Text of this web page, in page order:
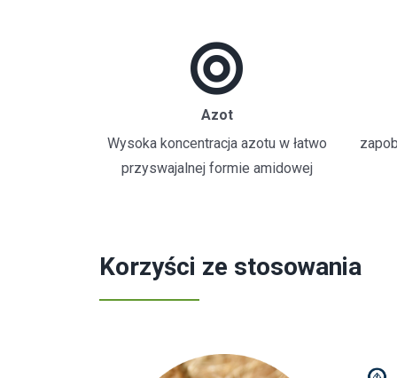
Azot
Wysoka koncentracja azotu w łatwo
przyswajalnej formie amidowej
Korzyści ze stosowania